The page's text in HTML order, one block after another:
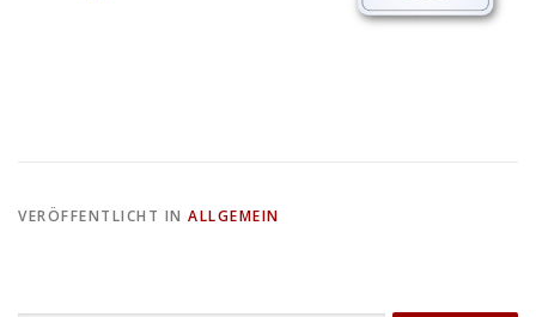
VERÖFFENTLICHT IN ALLGEMEIN